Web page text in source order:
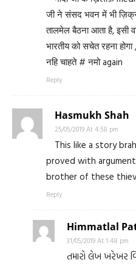
जी ने संसद भवन में भी
तालमेल बैठना आता है, इसी
भारतीय को सचेत रहना
नहि चाहते # नमो again
Reply
Hasmukh Shah
25/05/2019 At 4:58 pm
This like a story
proved with
brother of these
Reply
Himmatlal
31/05/2019 At 1:48 pm
તમારો લેખ ખરેખર